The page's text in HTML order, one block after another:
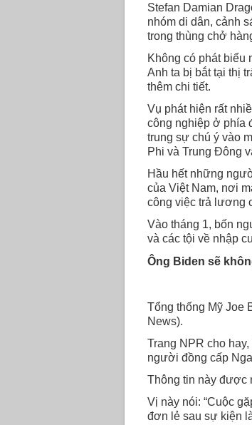
Stefan Damian
nhóm di dân, cảnh
trong thùng chở
Không có phát biểu
Anh ta bị bắt tại thị
thêm chi tiết.
Vụ phát hiện rất
công nghiệp ở phía
trung sự chú ý vào
Phi và Trung Đông
Hầu hết những
của Việt Nam, nơi
công việc trả lương
Vào tháng 1, bốn
và các tội về nhập
Ông Biden sẽ
Tổng thống Mỹ Joe
News).
Trang NPR cho
người đồng cấp
Thông tin này được
Vị này nói: “Cuộc
đơn lẻ sau sự kiện